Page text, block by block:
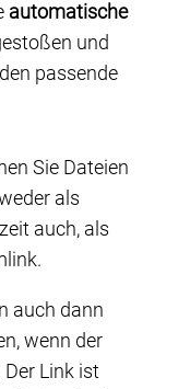
automatische
und
passende
Sie Dateien
als
auch, als
auch dann
wenn der
Link ist